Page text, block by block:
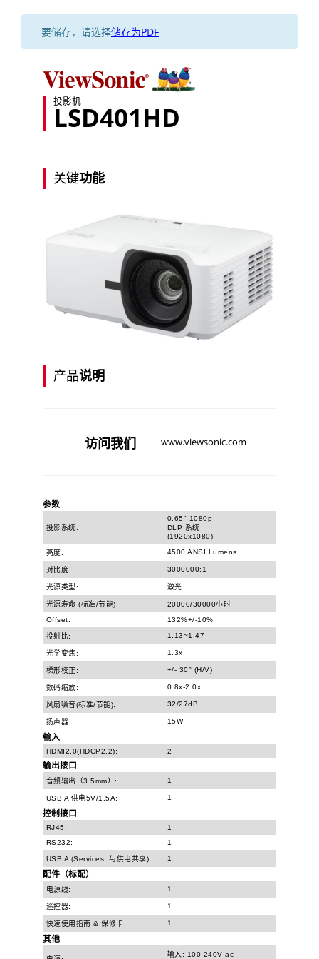
要储存，请选择储存为PDF
投影机
LSD401HD
关键功能
产品说明
访问我们 www.viewsonic.com
参数
投影系统:
0.65" 1080p
DLP 系统
(1920x1080)
亮度: 4500 ANSI Lumens
对比度: 3000000:1
光源类型: 激光
光源寿命 (标准/节能):
20000/30000小时
Offset:
132%+/-10%
投射比: 1.13~1.47
光学变焦: 1.3x
梯形校正: +/- 30° (H/V)
数码缩放: 0.8x-2.0x
风扇噪音(标准/节能): 32/27dB
扬声器: 15W
輸入
HDMI2.0(HDCP2.2): 2
输出接口
音频输出（3.5mm）: 1
USB A 供电5V/1.5A: 1
控制接口
RJ45:
1
RS232:
1
USB A (Services, 与供电共享): 1
配件（标配）
电源线: 1
遥控器: 1
快速使用指南 & 保修卡: 1
其他
输入: 100-240V ac